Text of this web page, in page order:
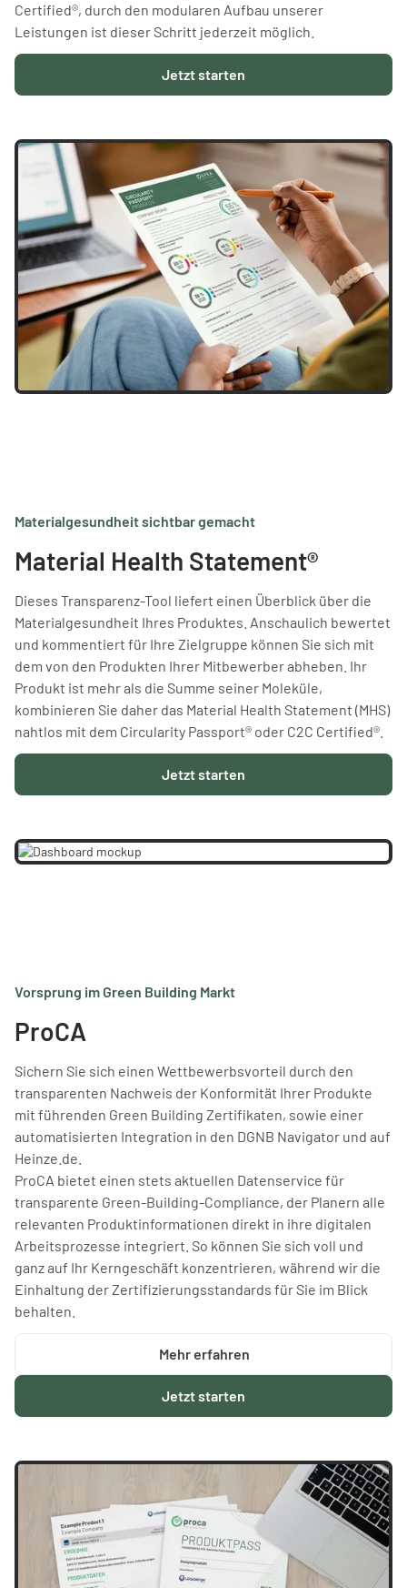
Certified®, durch den modularen Aufbau unserer
Leistungen ist dieser Schritt jederzeit möglich.
Jetzt starten
Materialgesundheit sichtbar gemacht
Material Health Statement®
‍Dieses Transparenz-Tool liefert einen Überblick über die
Materialgesundheit Ihres Produktes. Anschaulich bewertet
und kommentiert für Ihre Zielgruppe können Sie sich mit
dem von den Produkten Ihrer Mitbewerber abheben. Ihr
Produkt ist mehr als die Summe seiner Moleküle,
kombinieren Sie daher das Material Health Statement (MHS)
nahtlos mit dem Circularity Passport® oder C2C Certified®.
Jetzt starten
Vorsprung im Green Building Markt
ProCA
Sichern Sie sich einen Wettbewerbsvorteil durch den
transparenten Nachweis der Konformität Ihrer Produkte
mit führenden Green Building Zertifikaten, sowie einer
automatisierten Integration in den DGNB Navigator und auf
Heinze.de.
ProCA bietet einen stets aktuellen Datenservice für
transparente Green-Building-Compliance, der Planern alle
relevanten Produktinformationen direkt in ihre digitalen
Arbeitsprozesse integriert. So können Sie sich voll und
ganz auf Ihr Kerngeschäft konzentrieren, während wir die
Einhaltung der Zertifizierungsstandards für Sie im Blick
behalten.
Jetzt starten
Mehr erfahren